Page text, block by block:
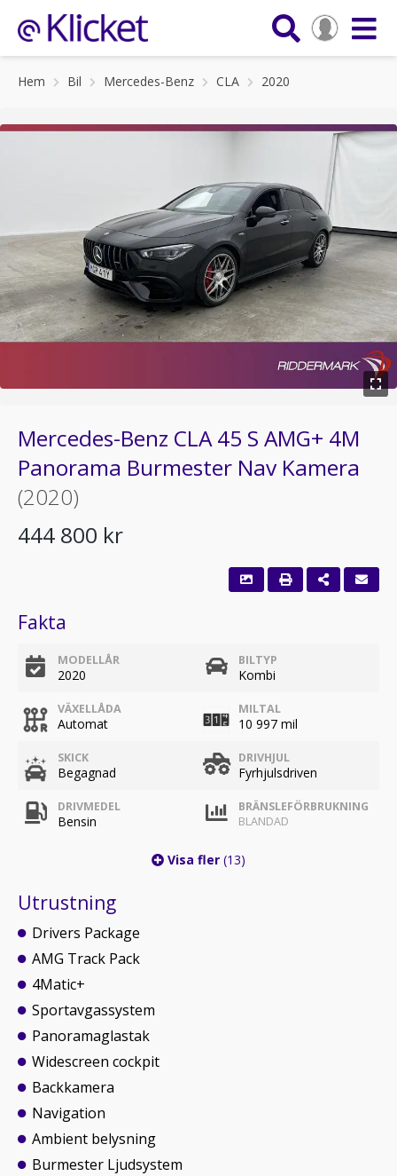
Hem Bil Mercedes-Benz CLA 2020
Mercedes-Benz CLA 45 S AMG+ 4M
Panorama Burmester Nav Kamera
(2020)
444 800 kr
Fakta
MODELLÅR
2020
BILTYP
Kombi
VÄXELLÅDA
Automat
MILTAL
10 997 mil
SKICK
Begagnad
DRIVHJUL
Fyrhjulsdriven
DRIVMEDEL
Bensin
BRÄNSLEFÖRBRUKNING
BLANDAD
Visa fler (13)
Utrustning
Drivers Package
AMG Track Pack
4Matic+
Sportavgassystem
Panoramaglastak
Widescreen cockpit
Backkamera
Navigation
Ambient belysning
Burmester Ljudsystem